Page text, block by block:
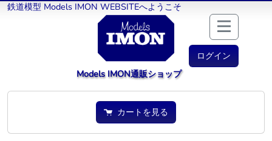
鉄道模型 Models IMON WEBSITEへようこそ
ログイン
Models IMON通販ショップ
カートを見る